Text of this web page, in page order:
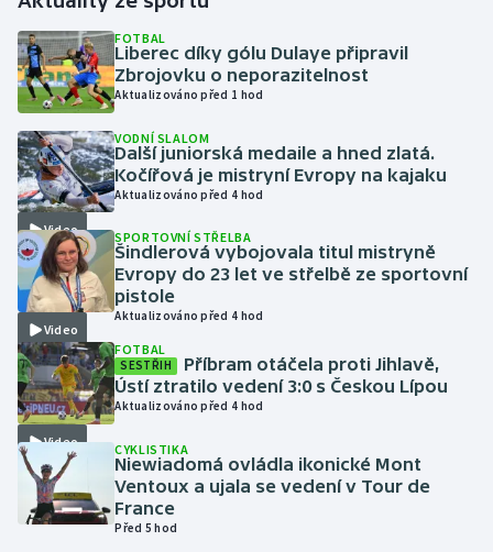
Golf
Gymnastika
Házená
Jezdectví
Judo
Krasobruslení
Lezení
Lyže a snowboard
Moderní pětiboj
Motorsport
FOTBAL
Liberec díky gólu Dulaye připravil
Zbrojovku o neporazitelnost
Aktualizováno před 1 hod
Video
VODNÍ SLALOM
Další juniorská medaile a hned zlatá.
Kočířová je mistryní Evropy na kajaku
Aktualizováno před 4 hod
Video
SPORTOVNÍ STŘELBA
Šindlerová vybojovala titul mistryně
Evropy do 23 let ve střelbě ze sportovní
pistole
Aktualizováno před 4 hod
Video
FOTBAL
SESTŘIH
Příbram otáčela proti Jihlavě,
Ústí ztratilo vedení 3:0 s Českou Lípou
Aktualizováno před 4 hod
CYKLISTIKA
Niewiadomá ovládla ikonické Mont
Ventoux a ujala se vedení v Tour de
France
Před 5 hod